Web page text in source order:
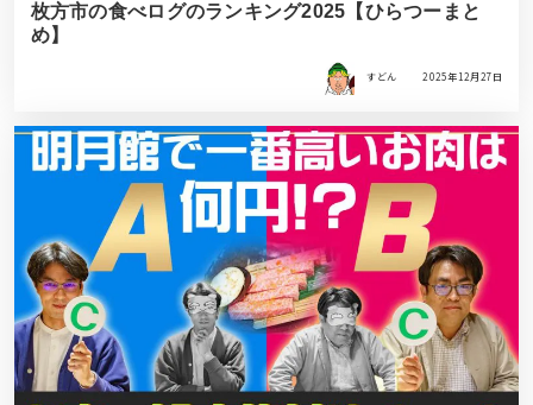
枚方市の食べログのランキング2025【ひらつーまと
め】
すどん 2025年12月27日